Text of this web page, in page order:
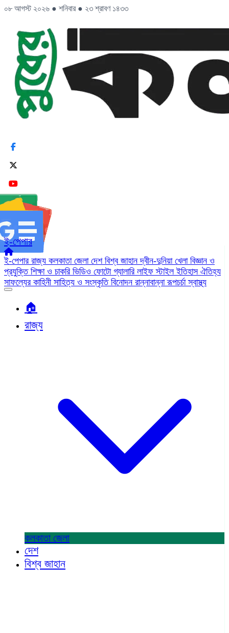
০৮ আগস্ট ২০২৬ ● শনিবার ● ২৩ শ্রাবণ ১৪৩৩
ই-পেপার
ই-পেপার রাজ্য কলকাতা জেলা দেশ বিশ্ব জাহানদ্বীন-দুনিয়া খেলা বিজ্ঞান ও
প্রযুক্তি শিক্ষা ও চাকরি ভিডিও ফোটো গ্যালারি লাইফ স্টাইলইতিহাস ঐতিহ্য
সাফল্যের কাহিনী সাহিত্য ও সংস্কৃতি বিনোদন রান্নাবান্নারূপচর্চাস্বাস্থ্য
🏠︎
রাজ্য
কলকাতা জেলা
দেশ
বিশ্ব জাহান